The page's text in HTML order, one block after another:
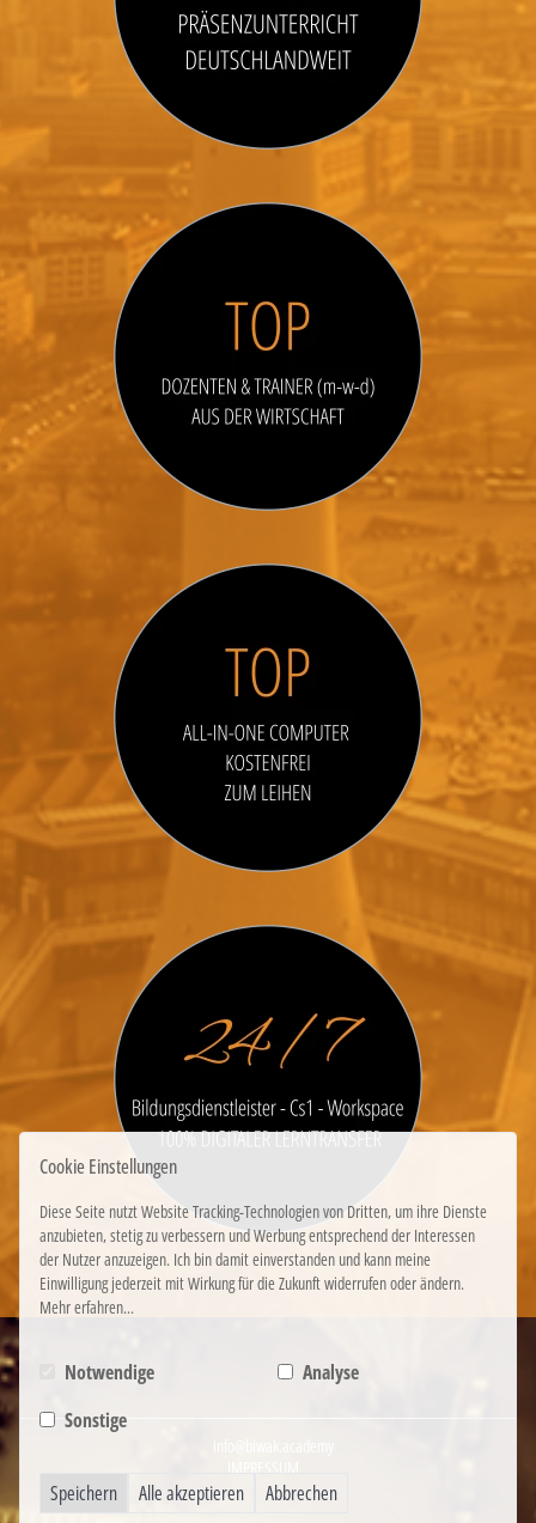
IMPRESSUM
Cookie Einstellungen
Diese Seite nutzt Website Tracking-Technologien von Dritten, um ihre Dienste
anzubieten, stetig zu verbessern und Werbung entsprechend der Interessen
der Nutzer anzuzeigen. Ich bin damit einverstanden und kann meine
Einwilligung jederzeit mit Wirkung für die Zukunft widerrufen oder ändern.
Mehr erfahren...
Notwendige
Analyse
Sonstige
Speichern Alle akzeptieren Abbrechen